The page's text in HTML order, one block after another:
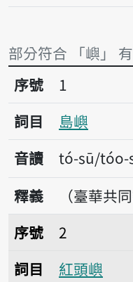
部分符合 「嶼」
序號1島嶼
序號
1
詞目
島嶼
音讀
tó-sū/tóo-
釋義
（臺華共
序號2紅頭嶼
序號
2
詞目
紅頭嶼